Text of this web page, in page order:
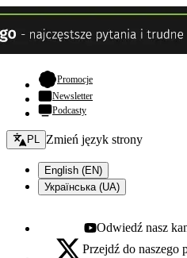
Promocje- otwiera się w nowej
Newsletter
Podcasty
Zmień język - bieżący:
PL Zmień język strony
English (EN)
Українська (UA)
Youtube - otwiera się w
Odwiedź nasz
X - otwiera się w nowej karcie
Przejdź do